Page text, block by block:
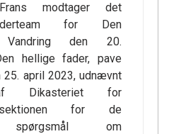
modtager det
for Den
Vandring den 20.
hellige fader, pave
25. april 2023, udnævnt
af Dikasteriet for
sektionen for de
spørgsmål om